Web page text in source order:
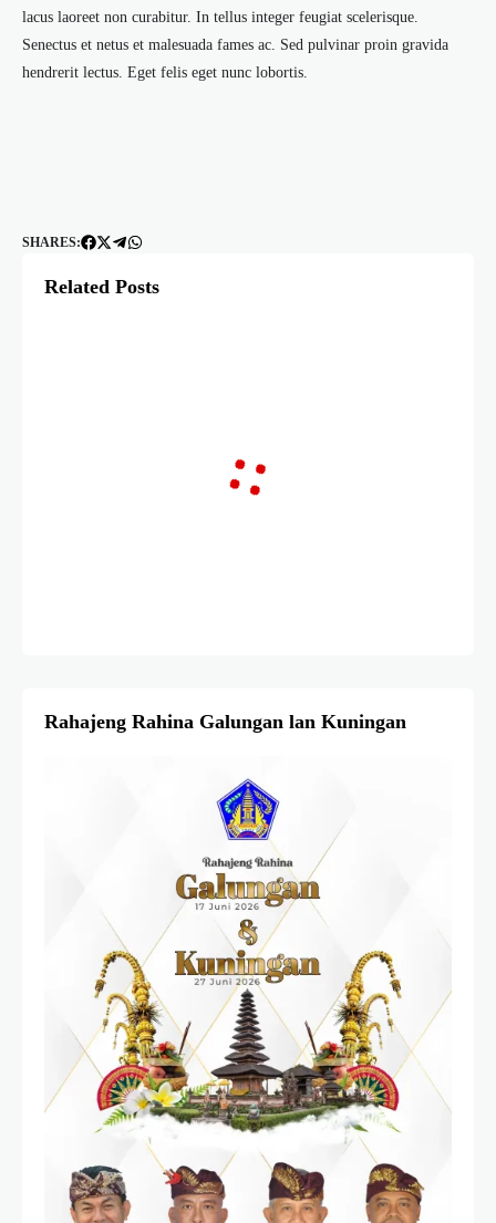
lacus laoreet non curabitur. In tellus integer feugiat scelerisque.
Senectus et netus et malesuada fames ac. Sed pulvinar proin gravida
hendrerit lectus. Eget felis eget nunc lobortis.
SHARES:
Related Posts
Rahajeng Rahina Galungan lan Kuningan